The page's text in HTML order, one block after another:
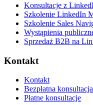
Konsultacje z
Szkolenie LinkedIn
Szkolenie Sales
Wystąpienia
Sprzedaż B2B na
Kontakt
Kontakt
Bezpłatna konsultacja
Płatne konsultacje